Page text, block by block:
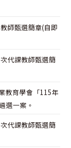
師甄選簡章(自即
代課教師甄選簡
教育學會「115年
選一案。
代課教師甄選簡